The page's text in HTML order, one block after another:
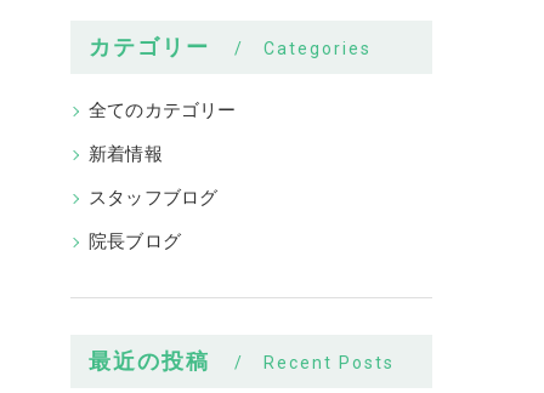
カテゴリー Categories
全てのカテゴリー
新着情報
スタッフブログ
院長ブログ
最近の投稿 Recent Posts